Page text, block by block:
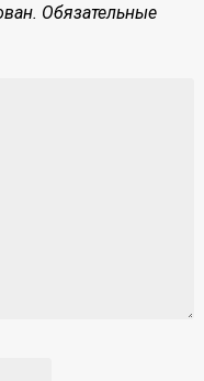
Обязательные